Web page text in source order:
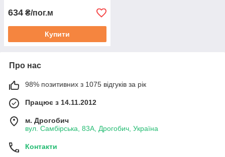
634 ₴/пог.м
Купити
Про нас
98% позитивних з 1075 відгуків за рік
Працює з 14.11.2012
м. Дрогобич
вул. Самбірська, 83А, Дрогобич, Україна
Контакти